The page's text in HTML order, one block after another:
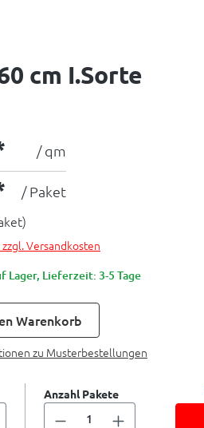
cm I.Sorte
/ qm
/ Paket
Versandkosten
Lager, Lieferzeit: 3-5 Tage
Warenkorb
zu Musterbestellungen
Anzahl Pakete